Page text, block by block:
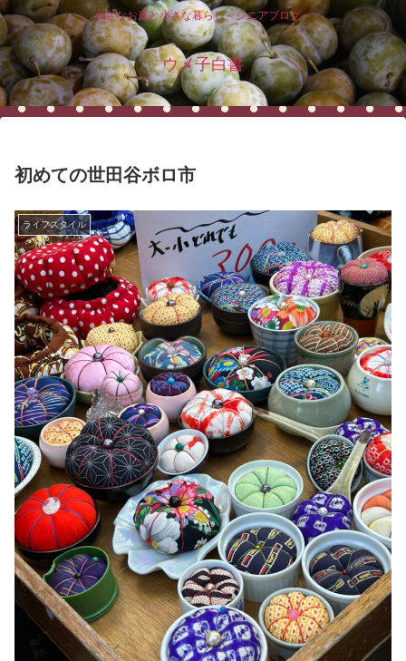
小さなお庭と小さな暮らし～シニアブログ～
ウメ子白書
初めての世田谷ボロ市
ライフスタイル